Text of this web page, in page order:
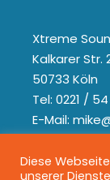
Xtreme
Kalkarer Str.
50733 Köln
Tel: 0221 /
E-Mail:
Diese
unserer